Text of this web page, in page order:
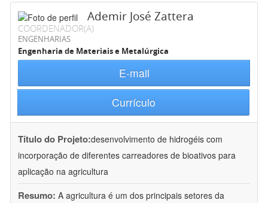
Ademir José Zattera
COORDENADOR(A)
ENGENHARIAS
Engenharia de Materiais e Metalúrgica
E-mail
Currículo
Título do Projeto:desenvolvimento de hidrogéis com
incorporação de diferentes carreadores de bioativos para
aplicação na agricultura
Resumo: A agricultura é um dos principais setores da